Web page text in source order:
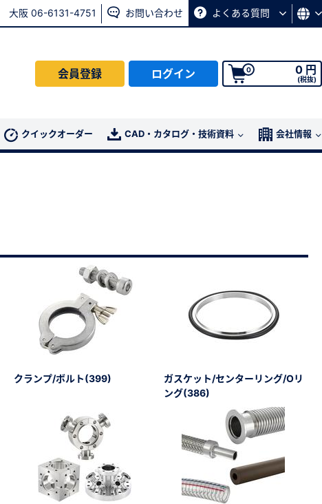
大阪 06-6131-4751 お問い合わせ よくある質問
会員登録 ログイン 0 0 円
(税抜)
クイックオーダー CAD・カタログ・技術資料 会社情報
クランプ/ボルト(399)
ガスケット/センターリング/Oリ
ング(386)
会員の方はこちら